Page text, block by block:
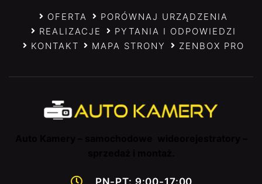
OFERTA
PORÓWNAJ URZĄDZENIA
REALIZACJE
PYTANIA I ODPOWIEDZI
KONTAKT
MAPA STRONY ZENBOX PRO
PN-PT: 9:00-17:00